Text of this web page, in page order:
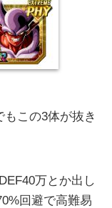
この3体が抜き
万とか出し
回避で高難易